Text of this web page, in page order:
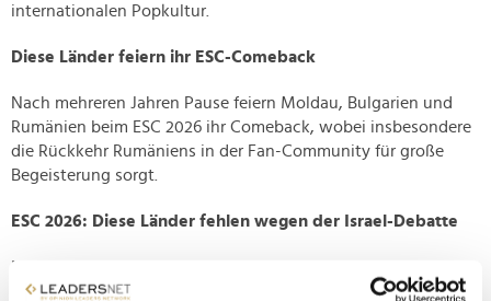
internationalen Popkultur.
Diese Länder feiern ihr ESC-Comeback
Nach mehreren Jahren Pause feiern Moldau, Bulgarien und
Rumänien beim ESC 2026 ihr Comeback, wobei insbesondere
die Rückkehr Rumäniens in der Fan-Community für große
Begeisterung sorgt.
ESC 2026: Diese Länder fehlen wegen der Israel-Debatte
Neben Spanien verzichten auch Irland, die Niederlande,
Slowenien und Island auf eine Teilnahme am ESC 2026,